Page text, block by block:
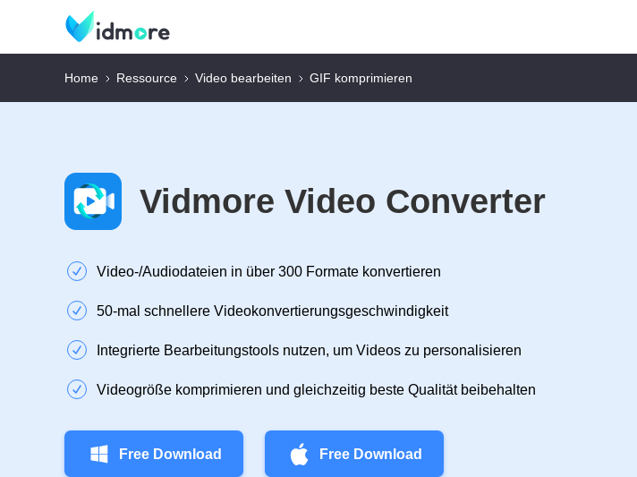
Home Ressource Video bearbeiten GIF komprimieren
Vidmore Video Converter
Video‑/Audiodateien in über 300 Formate konvertieren
50‑mal schnellere Videokonvertierungsgeschwindigkeit
Integrierte Bearbeitungstools nutzen, um Videos zu personalisieren
Videogröße komprimieren und gleichzeitig beste Qualität beibehalten
Free Download Free Download